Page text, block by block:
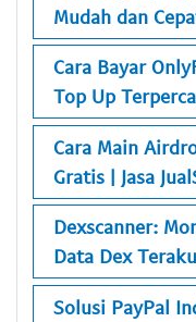
Mudah dan
Cara Bayar
Top Up
Cara Main
Gratis | Jasa
Dexscanner:
Data Dex
Solusi PayPal